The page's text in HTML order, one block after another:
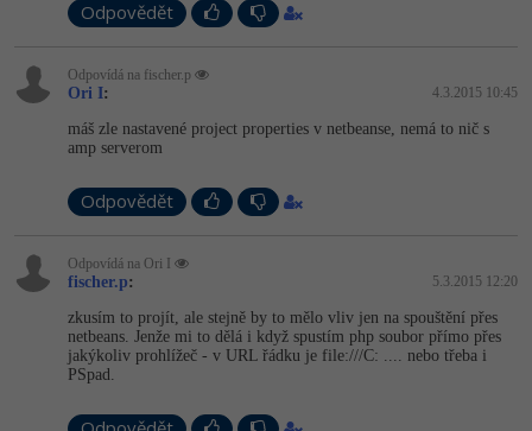
Django
Best practices
SQLite
Copywriter
WordPress specialista
SEO specialista
Algoritmy
Umělá inteligence (AI) -10%
Pro děti
Více
Odpovědět
Odpovídá na fischer.p
Ori I: 4.3.2015 10:45
máš zle nastavené project properties v netbeanse, nemá to nič s
amp serverom
Odpovědět
Odpovídá na Ori I
fischer.p: 5.3.2015 12:20
zkusím to projít, ale stejně by to mělo vliv jen na spouštění přes
netbeans. Jenže mi to dělá i když spustím php soubor přímo přes
jakýkoliv prohlížeč - v URL řádku je file:///C: .... nebo třeba i
PSpad.